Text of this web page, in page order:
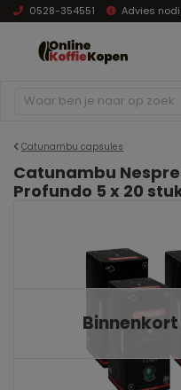
0528-354551 Advies
Catunambu capsules
Catunambu
Profundo 5 x 20